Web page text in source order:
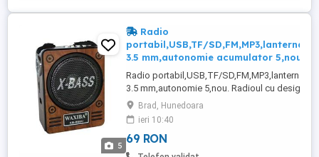
5
Radio
portabil,USB,TF/
3.5 mm,autonomie acumulator 5,nou.
Radio portabil,USB,TF/
3.5 mm,autonomie 5,nou. Radioul cu design
este folosit pentru a reda muzica oriunde prin
intermediul USB-ului, a cardului microSD sau a
cablului auxiliar. Este usor de transportat si
depozitat datorita designului compact, a
reduse si a curelei ...
Brad, Hunedoara
ieri 10:40
69 RON